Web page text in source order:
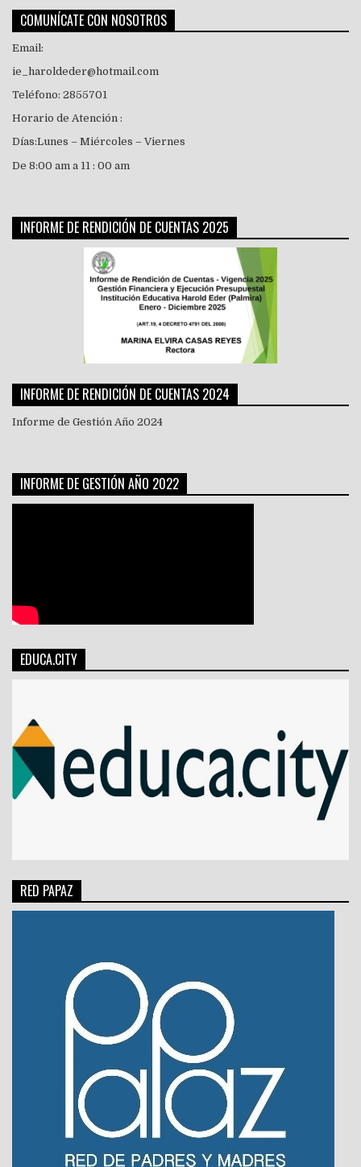
COMUNÍCATE CON NOSOTROS
Email:
ie_haroldeder@hotmail.com
Teléfono: 2855701
Horario de Atención :
Días:Lunes – Miércoles – Viernes
De 8:00 am a 11 : 00 am
INFORME DE RENDICIÓN DE CUENTAS 2025
INFORME DE RENDICIÓN DE CUENTAS 2024
Informe de Gestión Año 2024
INFORME DE GESTIÓN AÑO 2022
EDUCA.CITY
RED PAPAZ